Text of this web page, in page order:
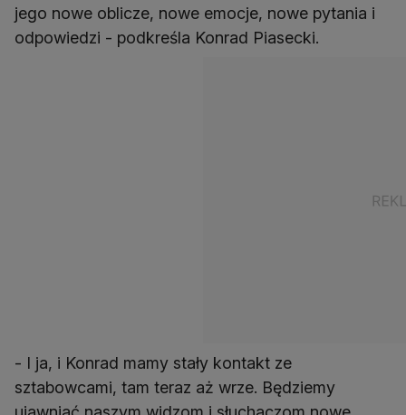
jego nowe oblicze, nowe emocje, nowe pytania i
odpowiedzi - podkreśla Konrad Piasecki.
- I ja, i Konrad mamy stały kontakt ze
sztabowcami, tam teraz aż wrze. Będziemy